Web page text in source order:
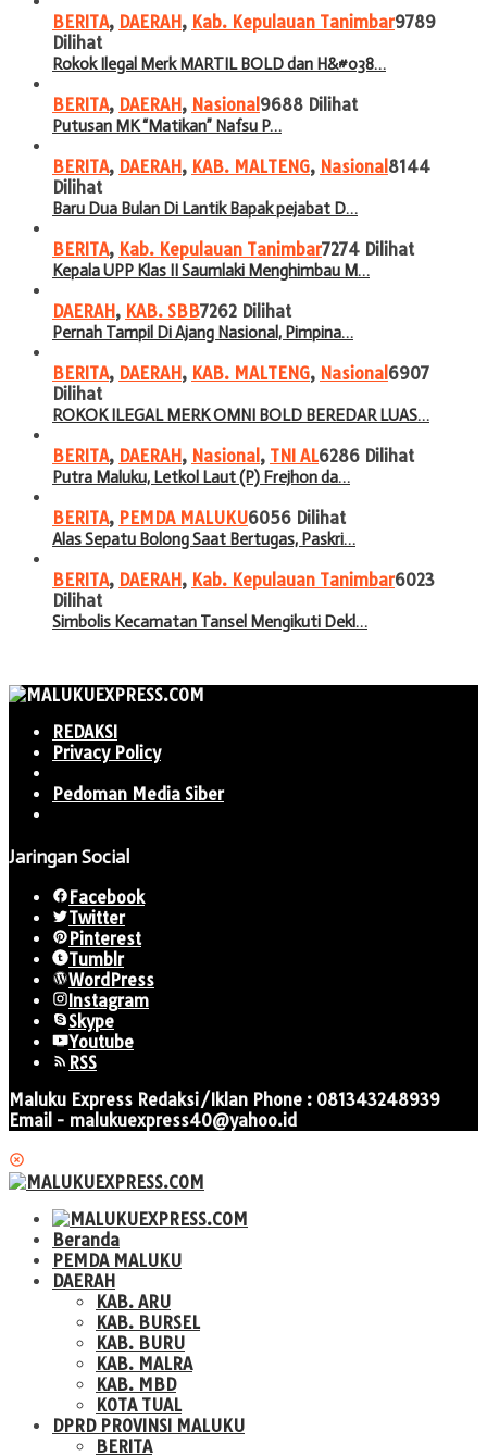
BERITA, DAERAH , Kab. Kepulauan Tanimbar9789
Dilihat
Rokok Ilegal Merk MARTIL BOLD dan H&#038…
BERITA, DAERAH , Nasional 9688 Dilihat
Putusan MK “Matikan” Nafsu P…
BERITA, DAERAH , KAB. MALTENG, Nasional 8144
Dilihat
Baru Dua Bulan Di Lantik Bapak pejabat D…
BERITA, Kab. Kepulauan Tanimbar7274 Dilihat
Kepala UPP Klas II Saumlaki Menghimbau M…
DAERAH , KAB. SBB7262 Dilihat
Pernah Tampil Di Ajang Nasional, Pimpina…
BERITA, DAERAH , KAB. MALTENG, Nasional 6907
Dilihat
ROKOK ILEGAL MERK OMNI BOLD BEREDAR LUAS…
BERITA, DAERAH , Nasional , TNI AL6286 Dilihat
Putra Maluku, Letkol Laut (P) Frejhon da…
BERITA, PEMDA MALUKU6056 Dilihat
Alas Sepatu Bolong Saat Bertugas, Paskri…
BERITA, DAERAH , Kab. Kepulauan Tanimbar6023
Dilihat
Simbolis Kecamatan Tansel Mengikuti Dekl…
REDAKSI
Privacy Policy
Pedoman Media Siber
Jaringan Social
Facebook
Twitter
Pinterest
Tumblr
WordPress
Instagram
Skype
Youtube
RSS
Maluku Express Redaksi/Iklan Phone : 081343248939
Email - malukuexpress40@yahoo.id
Beranda
PEMDA MALUKU
DAERAH
KAB. ARU
KAB. BURSEL
KAB. BURU
KAB. MALRA
KAB. MBD
KOTA TUAL
DPRD PROVINSI MALUKU
BERITA